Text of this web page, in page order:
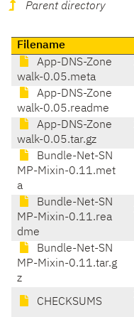
Parent directory
Filename
App-DNS-Zone
walk-0.05.meta
App-DNS-Zone
walk-0.05.readme
App-DNS-Zone
walk-0.05.tar.gz
Bundle-Net-SN
MP-Mixin-0.11.met
a
Bundle-Net-SN
MP-Mixin-0.11.rea
dme
Bundle-Net-SN
MP-Mixin-0.11.tar.g
z
CHECKSUMS